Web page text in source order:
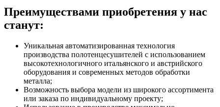
Преимуществами приобретения у нас
станут:
Уникальная автоматизированная технология
производства полотенцесушителей с использованием
высокотехнологичного итальянского и австрийского
оборудования и современных методов обработки
металла;
Возможность выбора модели из широкого ассортимента
или заказа по индивидуальному проекту;